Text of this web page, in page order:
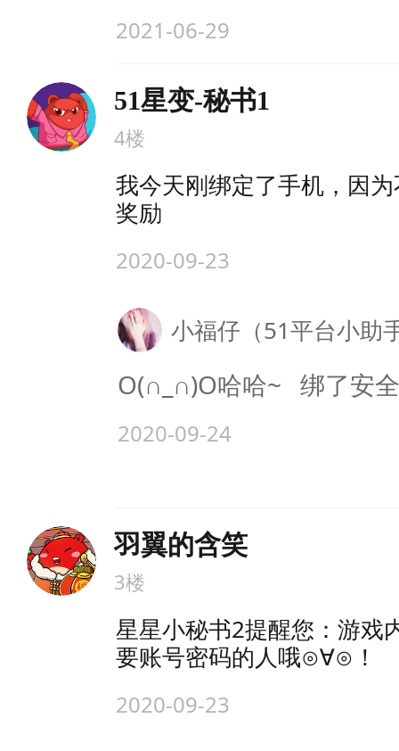
2021-06-29
51星变-秘书1
4楼
我今天刚绑定了手机，因
奖励
2020-09-23
小福仔（51平台小助
O(∩_∩)O哈哈~ 绑了安
2020-09-24
羽翼的含笑
3楼
星星小秘书2提醒您：游戏
要账号密码的人哦⊙∀⊙！
2020-09-23